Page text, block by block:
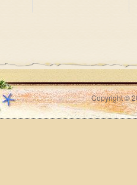
Copyright ©